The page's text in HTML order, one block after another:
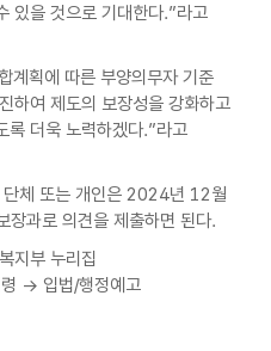
있을 것으로 기대한다.”라고
계획에 따른 부양의무자 기준
하여 제도의 보장성을 강화하고
록 더욱 노력하겠다.”라고
단체 또는 개인은 2024년 12월
장과로 의견을 제출하면 된다.
지부 누리집
→ 입법/행정예고